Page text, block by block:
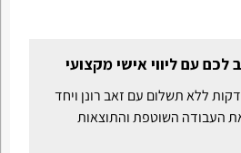
עם ליווי אישי מקצועי
שיחת יעוץ של 30 דקות ללא תשלום עם זאב רונן ויחד
העבודה השוטפת והתוצאות